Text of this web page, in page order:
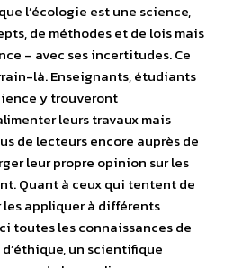
l’écologie est une science,
de méthodes et de lois mais
– avec ses incertitudes. Ce
là. Enseignants, étudiants
y trouveront
leurs travaux mais
de lecteurs encore auprès de
leur propre opinion sur les
Quant à ceux qui tentent de
appliquer à différents
toutes les connaissances de
un scientifique